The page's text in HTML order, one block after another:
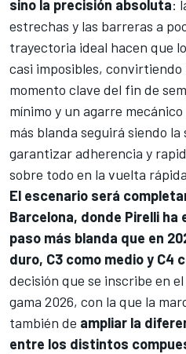
sino la precisión absoluta:
estrechas y las barreras a
trayectoria ideal hacen que
casi imposibles,
momento clave del fin de
mínimo y un agarre
más blanda seguirá siendo
garantizar adherencia y
sobre todo en la vuelta
El escenario será
Barcelona, donde Pirelli ha
paso más blanda que en
duro, C3 como medio y C4
decisión que se inscribe en
gama 2026, con la que la
también de ampliar la
entre los distintos